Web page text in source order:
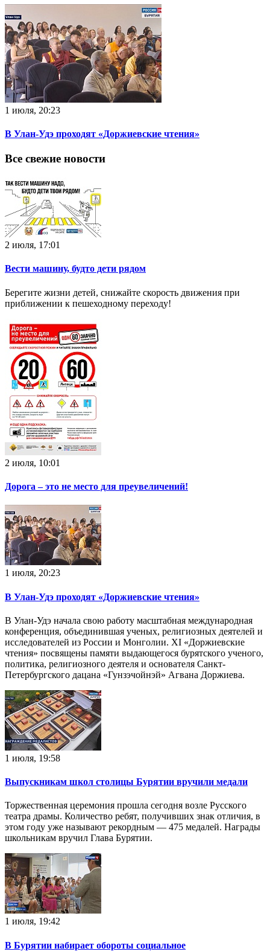
1 июля, 20:23
В Улан-Удэ проходят «Доржиевские чтения»
Все свежие новости
2 июля, 17:01
Вести машину, будто дети рядом
Берегите жизни детей, снижайте скорость движения при
приближении к пешеходному переходу!
2 июля, 10:01
Дорога – это не место для преувеличений!
1 июля, 20:23
В Улан-Удэ проходят «Доржиевские чтения»
В Улан-Удэ начала свою работу масштабная международная
конференция, объединившая ученых, религиозных деятелей и
исследователей из России и Монголии. XI «Доржиевские
чтения» посвящены памяти выдающегося бурятского ученого,
политика, религиозного деятеля и основателя Санкт-
Петербургского дацана «Гунзэчойнэй» Агвана Доржиева.
1 июля, 19:58
Выпускникам школ столицы Бурятии вручили медали
Торжественная церемония прошла сегодня возле Русского
театра драмы. Количество ребят, получивших знак отличия, в
этом году уже называют рекордным — 475 медалей. Награды
школьникам вручил Глава Бурятии.
1 июля, 19:42
В Бурятии набирает обороты социальное